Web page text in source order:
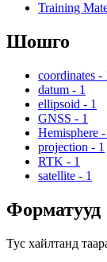
Training
Шошго
coordinates -
datum - 1
ellipsoid - 1
GNSS - 1
Hemisphere -
projection - 1
RTK - 1
satellite - 1
Форматууд
Тус хайлтанд